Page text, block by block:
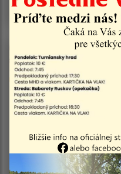
vzniku požiaru